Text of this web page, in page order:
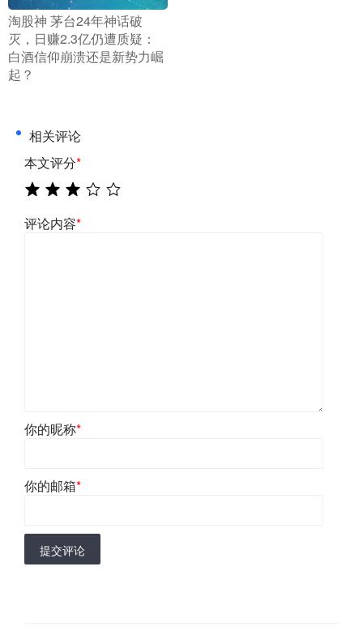
​淘股神 茅台24年神话破
灭，日赚2.3亿仍遭质疑：
白酒信仰崩溃还是新势力崛
起？
相关评论
本文评分*
评论内容*
你的昵称*
你的邮箱*
提交评论